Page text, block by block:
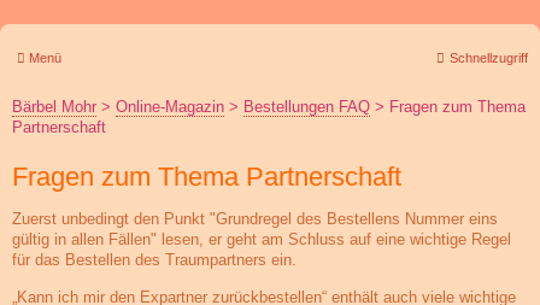
Menü Schnellzugriff
Bärbel Mohr > Online-Magazin > Bestellungen FAQ > Fragen zum Thema
Partnerschaft
Fragen zum Thema Partnerschaft
Zuerst unbedingt den Punkt "Grundregel des Bestellens Nummer eins
gültig in allen Fällen" lesen, er geht am Schluss auf eine wichtige Regel
für das Bestellen des Traumpartners ein.
„Kann ich mir den Expartner zurückbestellen“ enthält auch viele wichtige